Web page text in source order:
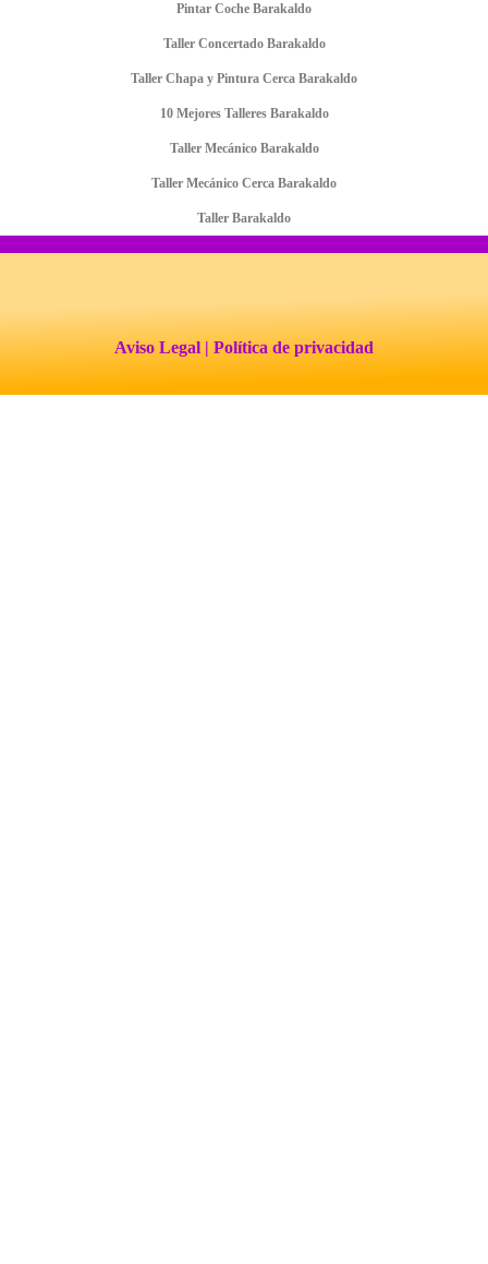
Pintar Coche Barakaldo
Taller Concertado Barakaldo
Taller Chapa y Pintura Cerca Barakaldo
10 Mejores Talleres Barakaldo
Taller Mecánico Barakaldo
Taller Mecánico Cerca Barakaldo
Taller Barakaldo
Aviso Legal | Política de privacidad